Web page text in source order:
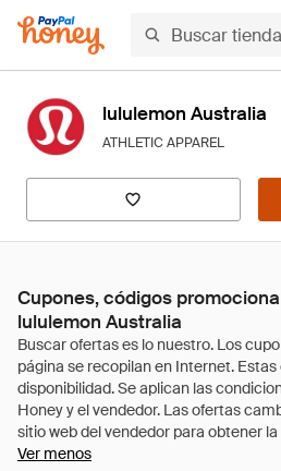
lululemon Australia
ATHLETIC APPAREL
Cupones, códigos
lululemon Australia
Ver menos